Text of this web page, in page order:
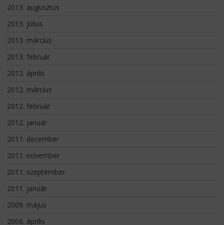
2013. augusztus
2013. július
2013. március
2013. február
2012. április
2012. március
2012. február
2012. január
2011. december
2011. november
2011. szeptember
2011. január
2009. május
2006. április